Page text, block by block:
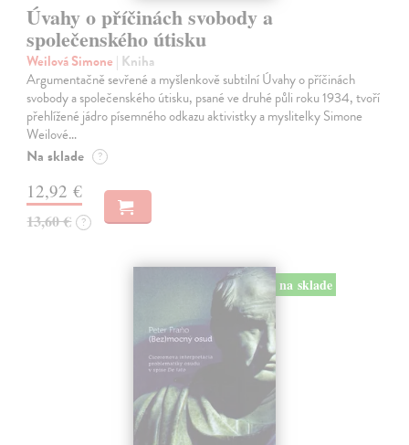
Úvahy o příčinách svobody a
společenského útisku
Weilová Simone | Kniha
Argumentačně sevřené a myšlenkově subtilní Úvahy o příčinách
svobody a společenského útisku, psané ve druhé půli roku 1934, tvoří
přehlížené jádro písemného odkazu aktivistky a myslitelky Simone
Weilové…
Na sklade ?
12,92 €
13,60 € ?
na sklade